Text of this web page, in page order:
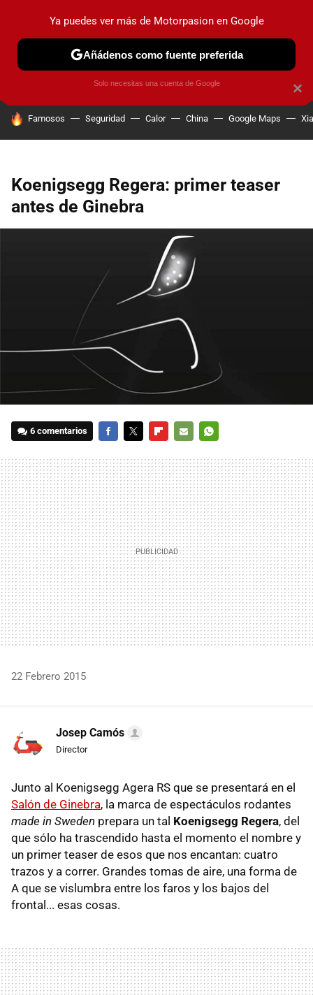
PRUEBAS COCHES ELÉCTRICOS OBSERVATORIO
HOY SE HABLA DE
Famosos Seguridad Calor China Google Maps
Koenigsegg Regera: primer teaser
antes de Ginebra
6 comentarios
MAIL
22 Febrero 2015
Josep Camós
Director
Junto al Koenigsegg Agera RS que se presentará en el
Salón de Ginebra, la marca de espectáculos rodantes
made in Sweden prepara un tal Koenigsegg Regera, del
que sólo ha trascendido hasta el momento el nombre y
un primer teaser de esos que nos encantan: cuatro
trazos y a correr. Grandes tomas de aire, una forma de
A que se vislumbra entre los faros y los bajos del
frontal... esas cosas.
×
Ya puedes ver más de Motorpasion en Google
Añádenos como fuente preferida
Solo necesitas una cuenta de Google